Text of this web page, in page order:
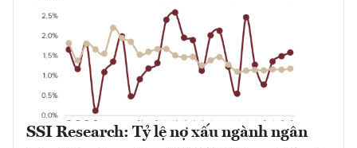
SSI Research: Tỷ lệ nợ xấu ngành ngân